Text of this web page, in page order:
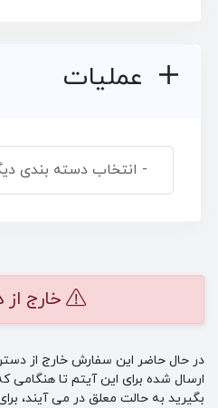
عملیات
خارج
در حال حاضر این سفارش خارج از
ارسال شده برای این آیتم تا
بگیرید به حالت معلق در می آیند،